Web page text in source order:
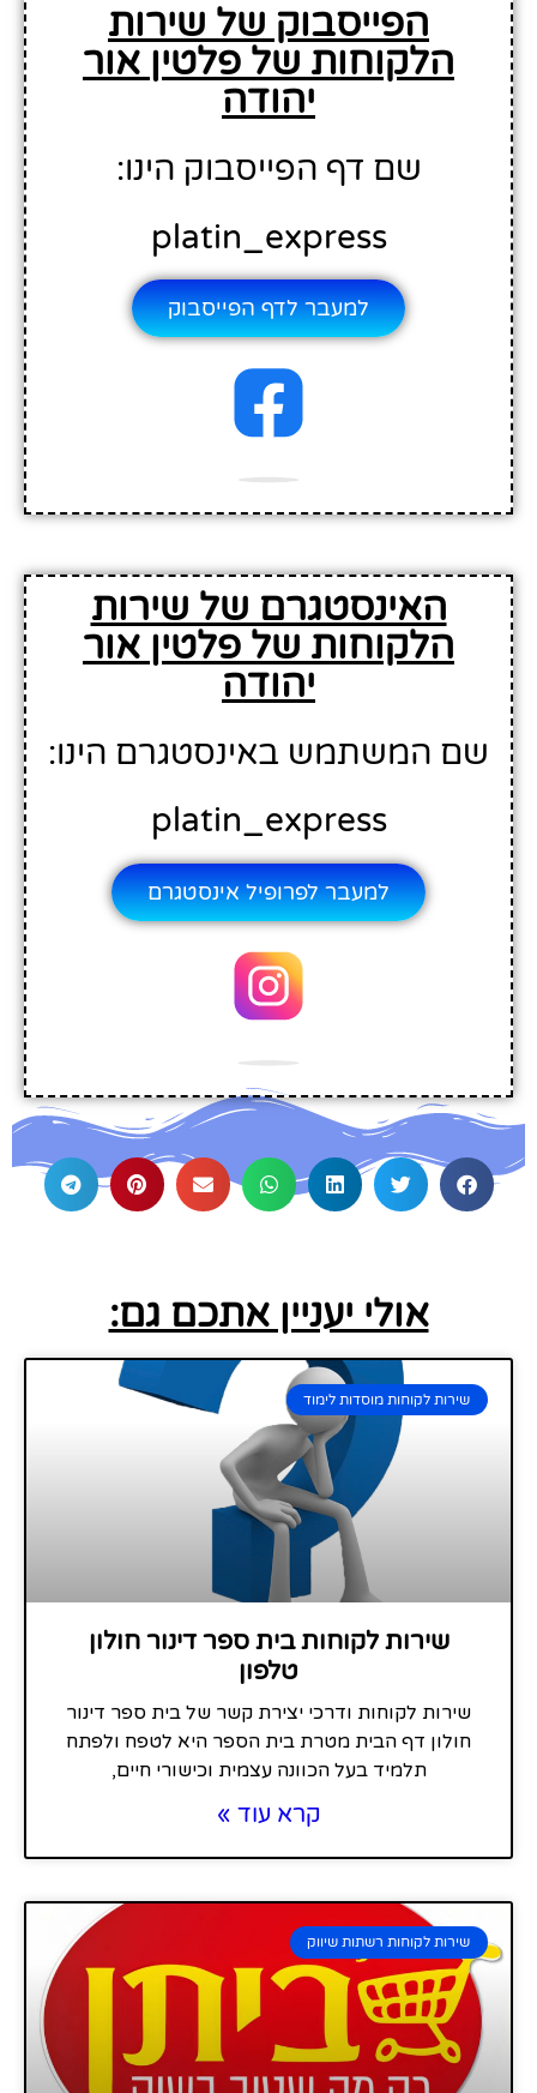
הפייסבוק של שירות
הלקוחות של פלטין אור
יהודה
שם דף הפייסבוק הינו:
platin_express
למעבר לדף הפייסבוק
האינסטגרם של שירות
הלקוחות של פלטין אור
יהודה
שם המשתמש באינסטגרם הינו:
platin_express
למעבר לפרופיל אינסטגרם
אולי יעניין אתכם גם:
שירות לקוחות מוסדות לימוד
שירות לקוחות בית ספר דינור חולון
טלפון
שירות לקוחות ודרכי יצירת קשר של בית ספר דינור
חולון דף הבית מטרת בית הספר היא לטפח ולפתח
תלמיד בעל הכוונה עצמית וכישורי חיים,
קרא עוד »
שירות לקוחות רשתות שיווק